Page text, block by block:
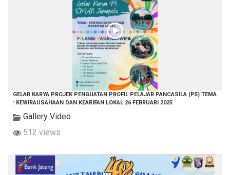
GELAR KARYA PROJEK PENGUATAN PROFIL PELAJAR PANCASILA (P5) TEMA
: KEWIRAUSAHAAN DAN KEARIFAN LOKAL 26 FEBRUARI 2025
Gallery Video
512 views